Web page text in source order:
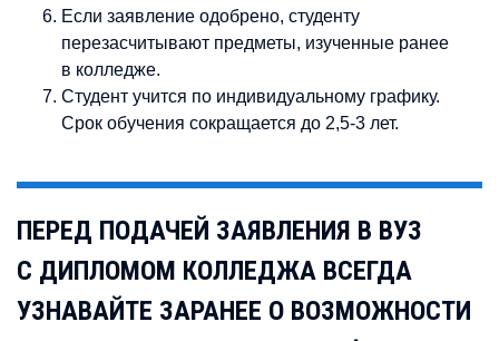
Если заявление одобрено, студенту
перезасчитывают предметы, изученные ранее
в колледже.
Студент учится по индивидуальному графику.
Срок обучения сокращается до 2,5-3 лет.
ПЕРЕД ПОДАЧЕЙ ЗАЯВЛЕНИЯ В ВУЗ
С ДИПЛОМОМ КОЛЛЕДЖА ВСЕГДА
УЗНАВАЙТЕ ЗАРАНЕЕ О ВОЗМОЖНОСТИ